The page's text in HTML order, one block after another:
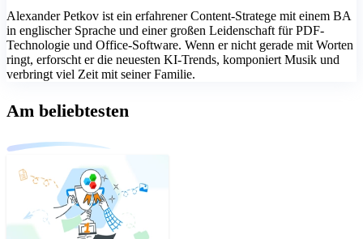
Alexander Petkov ist ein erfahrener Content-Stratege mit einem BA
in englischer Sprache und einer großen Leidenschaft für PDF-
Technologie und Office-Software. Wenn er nicht gerade mit Worten
ringt, erforscht er die neuesten KI-Trends, komponiert Musik und
verbringt viel Zeit mit seiner Familie.
Am beliebtesten